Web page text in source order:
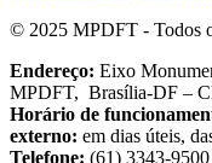
© 2025 MPDFT - Todos
Endereço: Eixo
MPDFT, Brasília-DF –
Horário de
externo: em dias úteis,
Telefone: (61) 3343-9500